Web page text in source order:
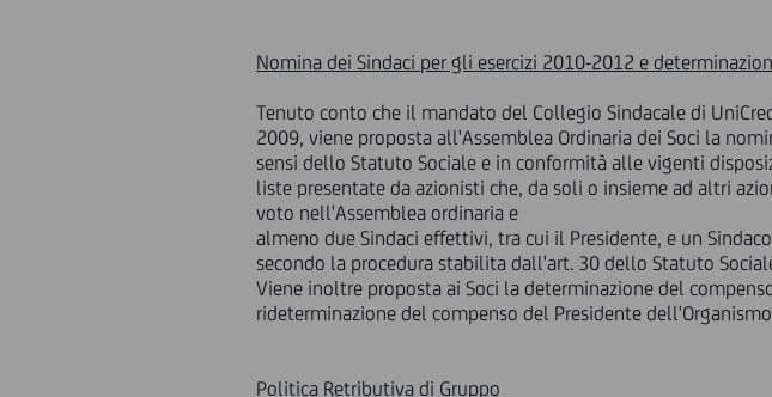
Nomina dei Sindaci per gli esercizi 2010-2012 e
Tenuto conto che il mandato del Collegio Sindacale di
2009, viene proposta all'Assemblea Ordinaria dei Soci la
sensi dello Statuto Sociale e in conformità alle vigenti
liste presentate da azionisti che, da soli o insieme ad altri
voto nell'Assemblea ordinaria e
almeno due Sindaci effettivi, tra cui il Presidente, e un
secondo la procedura stabilita dall'art. 30 dello Statuto
Viene inoltre proposta ai Soci la determinazione del
rideterminazione del compenso del Presidente
Politica Retributiva di Gruppo